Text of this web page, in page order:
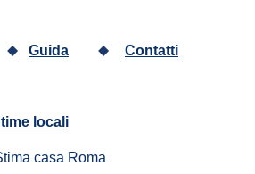
Guida Contatti
Stime locali